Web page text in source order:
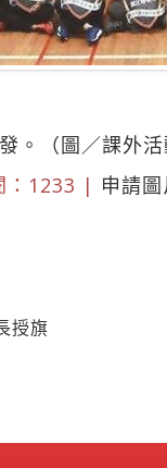
。（圖／課外活
：1233 | 申請圖
授旗